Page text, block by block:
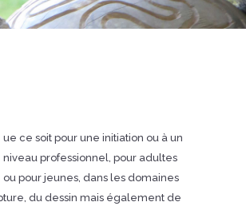
ue ce soit pour une initiation ou à un
niveau professionnel, pour adultes
ou pour jeunes, dans les domaines
du dessin mais également de